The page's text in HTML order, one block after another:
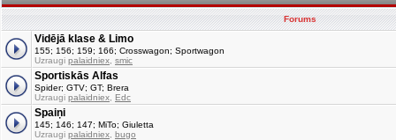
Forums
Vidējā klase & Limo
155; 156; 159; 166; Crosswagon; Sportwagon
Uzraugi palaidniex smic
Sportiskās Alfas
Spider; GTV; GT; Brera
Uzraugi palaidniex Edc
Spaiņi
145; 146; 147; MiTo; Giuletta
Uzraugi palaidniex bugo